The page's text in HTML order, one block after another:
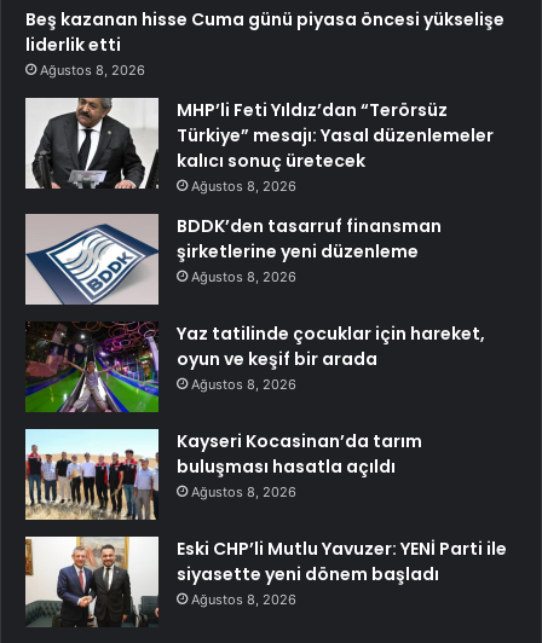
Beş kazanan hisse Cuma günü piyasa öncesi yükselişe
liderlik etti
Ağustos 8, 2026
MHP’li Feti Yıldız’dan “Terörsüz
Türkiye” mesajı: Yasal düzenlemeler
kalıcı sonuç üretecek
Ağustos 8, 2026
BDDK’den tasarruf finansman
şirketlerine yeni düzenleme
Ağustos 8, 2026
Yaz tatilinde çocuklar için hareket,
oyun ve keşif bir arada
Ağustos 8, 2026
Kayseri Kocasinan’da tarım
buluşması hasatla açıldı
Ağustos 8, 2026
Eski CHP’li Mutlu Yavuzer: YENİ Parti ile
siyasette yeni dönem başladı
Ağustos 8, 2026